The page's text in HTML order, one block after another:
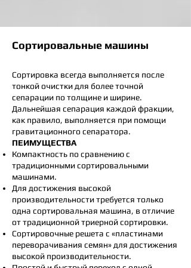
Сортировальные машины
Сортировка всегда выполняется после
тонкой очистки для более точной
сепарации по толщине и ширине.
Дальнейшая сепарация каждой фракции,
как правило, выполняется при помощи
гравитационного сепаратора.
ПЕИМУЩЕСТВА
Компактность по сравнению с
традиционными сортировальными
машинами.
Для достижения высокой
производительности требуется только
одна сортировальная машина, в отличие
от традиционной триерной сортировки.
Сортировочные решета с «пластинами
переворачивания семян» для достижения
высокой производительности.